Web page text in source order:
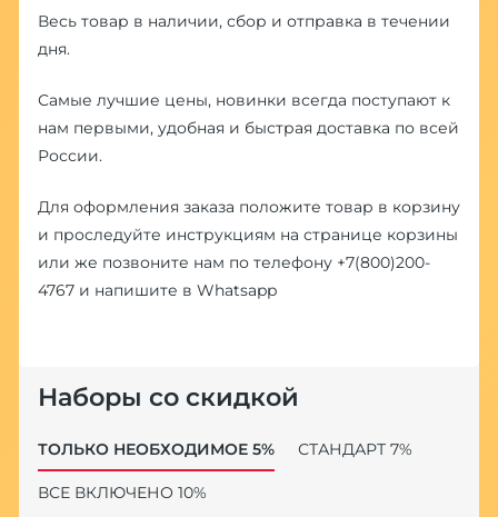
Весь товар в наличии, сбор и отправка в течении
дня.
Самые лучшие цены, новинки всегда поступают к
нам первыми, удобная и быстрая доставка по всей
России.
Для оформления заказа положите товар в корзину
и проследуйте инструкциям на странице корзины
или же позвоните нам по телефону +7(800)200-
4767и напишите в Whatsapp
Наборы со скидкой
ТОЛЬКО НЕОБХОДИМОЕ 5% СТАНДАРТ 7%
ВСЕ ВКЛЮЧЕНО 10%